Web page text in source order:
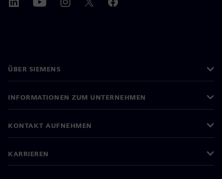
ÜBER SIEMENS
INFORMATIONEN ZUM UNTERNEHMEN
KONTAKT AUFNEHMEN
KARRIEREN